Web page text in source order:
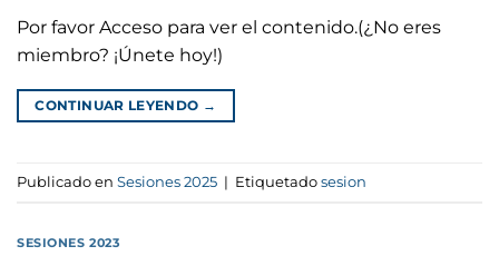
Por favor Acceso para ver el contenido.(¿No eres
miembro? ¡Únete hoy!)
CONTINUAR LEYENDO →
Publicado en Sesiones 2025 | Etiquetado sesion
SESIONES 2023